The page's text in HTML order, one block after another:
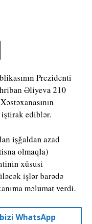
Prezidenti
Əliyeva 210
ediblər.
işğaldan azad
olmaqla)
xüsusi
işlər barədə
məlumat verdi.
WhatsApp